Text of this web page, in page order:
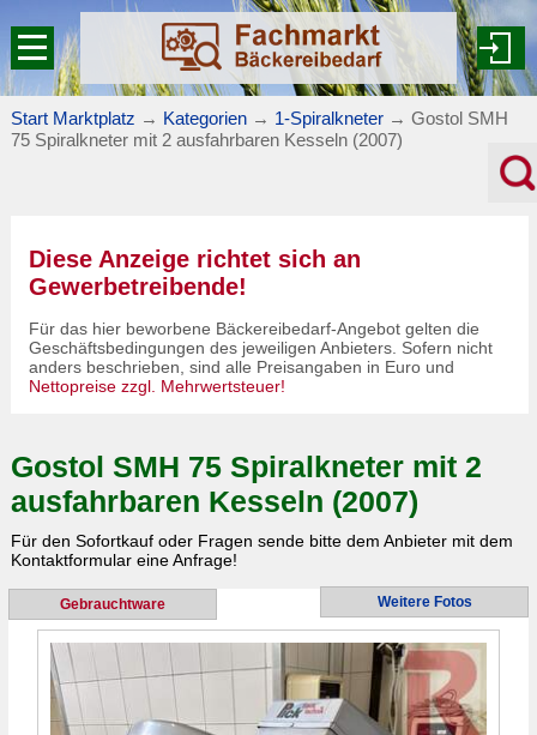
Start Marktplatz → Kategorien → 1-Spiralkneter → Gostol SMH
75 Spiralkneter mit 2 ausfahrbaren Kesseln (2007)
Diese Anzeige richtet sich an
Gewerbetreibende!
Für das hier beworbene Bäckereibedarf-Angebot gelten die
Geschäftsbedingungen des jeweiligen Anbieters. Sofern nicht
anders beschrieben, sind alle Preisangaben in Euro und
Nettopreise zzgl. Mehrwertsteuer!
Gostol SMH 75 Spiralkneter mit 2
ausfahrbaren Kesseln (2007)
Für den Sofortkauf oder Fragen sende bitte dem Anbieter mit dem
Kontaktformular eine Anfrage!
Gebrauchtware Weitere Fotos